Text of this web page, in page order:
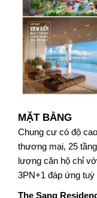
MẶT BẰNG
Chung cư có độ
thương mại, 25
lượng căn hộ chỉ
3PN+1 đáp ứng
The Sang